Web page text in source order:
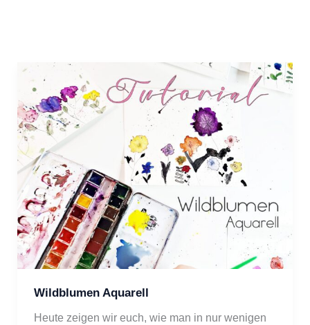
Wildblumen Aquarell
Heute zeigen wir euch, wie man in nur wenigen